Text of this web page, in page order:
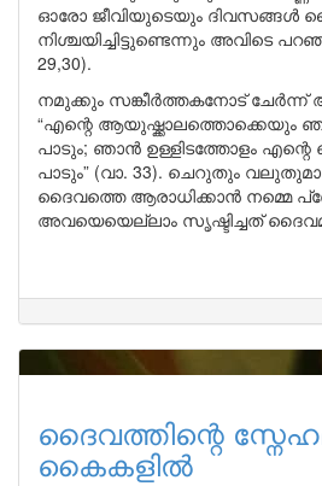
ഓരോ ജീവിയുടെയും ദിവസങ്ങൾ
നിശ്ചയിച്ചിട്ടുണ്ടെന്നും അവിടെ
29,30).
നമുക്കും സങ്കീർത്തകനോട് ചേർന്ന്
“എന്റെ
പാടും; ഞാൻ ഉള്ളിടത്തോളം
പാടും” (വാ. 33). ചെറുതും
ദൈവത്തെ ആരാധിക്കാൻ നമ്മെ
അവയെയെല്ലാം സൃഷ്ടിച്ചത്
ദൈവത്തിന്റെ
കൈകളിൽ